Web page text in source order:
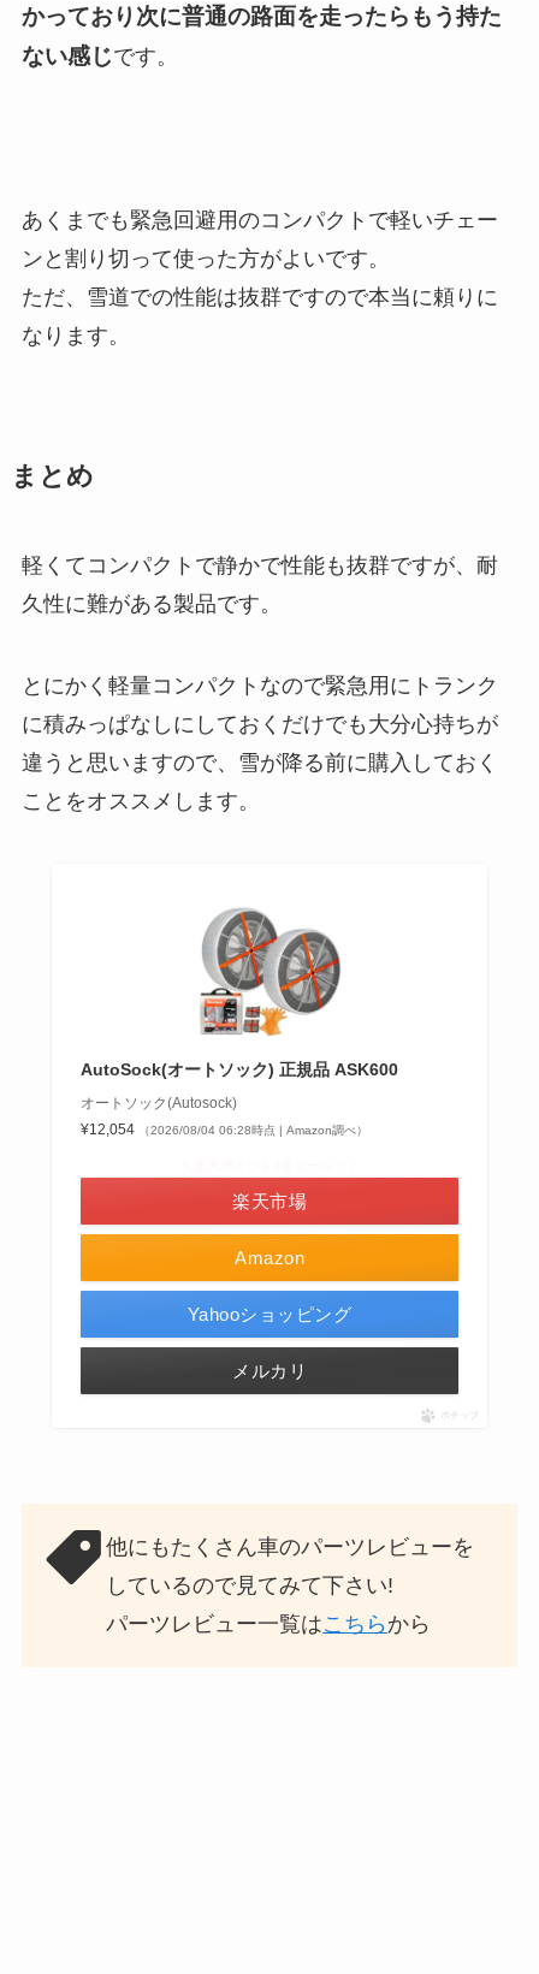
かっており次に普通の路面を走ったらもう持た
ない感じです。
あくまでも緊急回避用のコンパクトで軽いチェー
ンと割り切って使った方がよいです。
ただ、雪道での性能は抜群ですので本当に頼りに
なります。
まとめ
軽くてコンパクトで静かで性能も抜群ですが、耐
久性に難がある製品です。
とにかく軽量コンパクトなので緊急用にトランク
に積みっぱなしにしておくだけでも大分心持ちが
違うと思いますので、雪が降る前に購入しておく
ことをオススメします。
AutoSock(オートソック) 正規品 ASK600
オートソック(Autosock)
¥12,054
（2026/08/04 06:28時点 | Amazon調べ）
Amazon
楽天市場
Yahooショッピング
メルカリ
ポチップ
他にもたくさん車のパーツレビューを
しているので見てみて下さい!
パーツレビュー一覧はこちら から